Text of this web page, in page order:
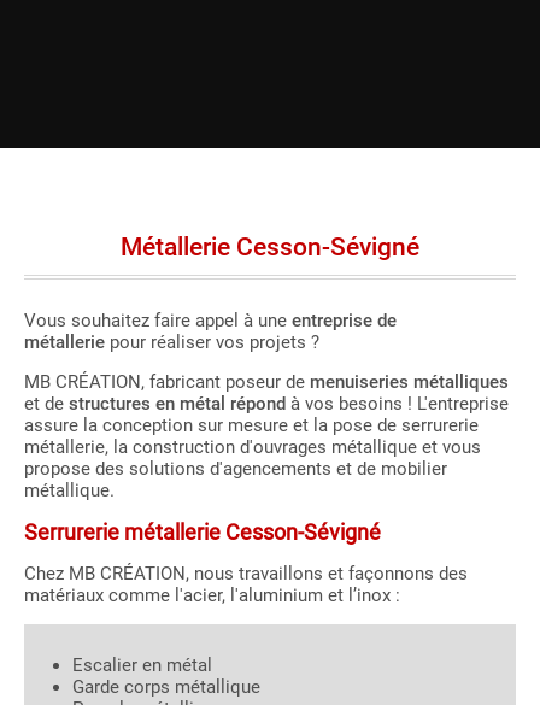
Métallerie Cesson-Sévigné
Vous souhaitez faire appel à une entreprise de
métallerie pour réaliser vos projets ?
MB CRÉATION, fabricant poseur de menuiseries métalliques
et de structures en métal répond à vos besoins ! L'entreprise
assure la conception sur mesure et la pose de serrurerie
métallerie, la construction d'ouvrages métallique et vous
propose des solutions d'agencements et de mobilier
métallique.
Serrurerie métallerie Cesson-Sévigné
Chez MB CRÉATION, nous travaillons et façonnons des
matériaux comme l'acier, l'aluminium et l’inox :
Escalier en métal
Garde corps métallique